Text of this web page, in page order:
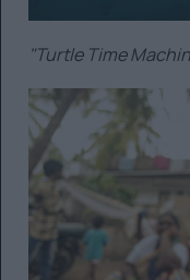
"Turtle Time